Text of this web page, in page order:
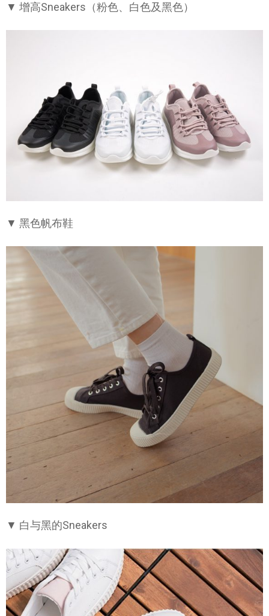
▼ 增高Sneakers（粉色、白色及黑色）
▼ 黑色帆布鞋
▼ 白与黑的Sneakers